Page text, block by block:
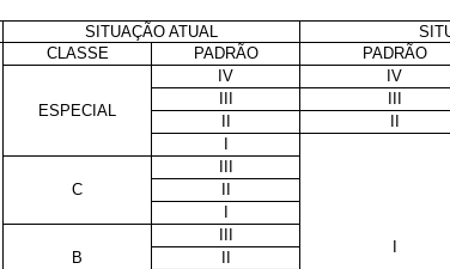
SITUAÇÃO ATUAL
CLASSE PADRÃO PADRÃO
ESPECIAL
IV IV
III
III
II
II
I
I
C
III
II
I
B
III
II